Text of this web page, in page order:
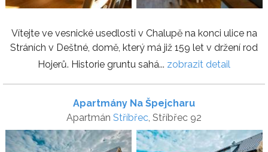
Vítejte ve vesnické usedlosti v Chalupě na konci ulice na
Stráních v Deštné, domě, který má již 159 let v držení rod
Hojerů. Historie gruntu sahá... zobrazit detail
Apartmány Na Špejcharu
Apartmán Stříbřec, Stříbřec 92